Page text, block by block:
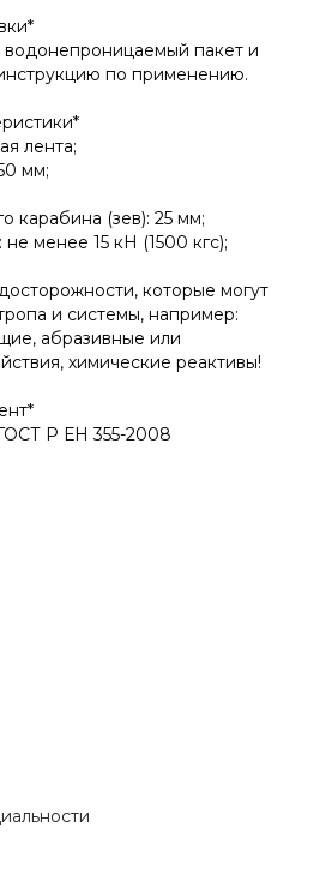
пакет и
по применению.
лента;
мм;
карабина (зев): 25 мм;
не менее 15 кН (1500 кгс);
которые могут
и системы, например:
абразивные или
химические реактивы!
Р ЕН 355-2008